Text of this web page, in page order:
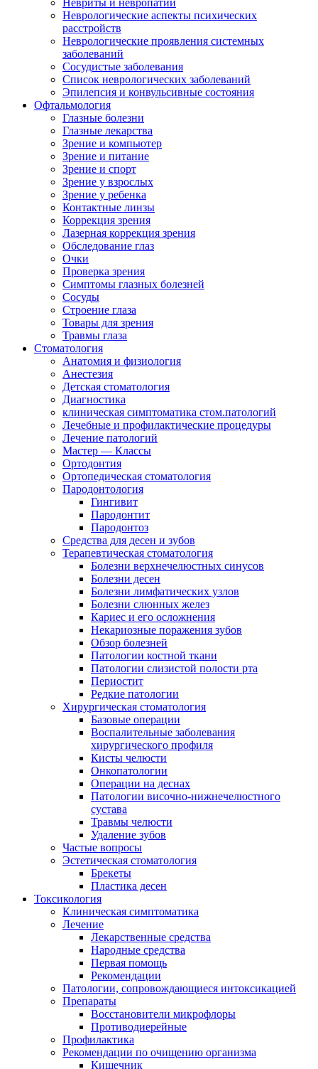
Невриты и невропатии
Неврологические аспекты психических
расстройств
Неврологические проявления системных
заболеваний
Сосудистые заболевания
Список неврологических заболеваний
Эпилепсия и конвульсивные состояния
Офтальмология
Глазные болезни
Глазные лекарства
Зрение и компьютер
Зрение и питание
Зрение и спорт
Зрение у взрослых
Зрение у ребенка
Контактные линзы
Коррекция зрения
Лазерная коррекция зрения
Обследование глаз
Очки
Проверка зрения
Симптомы глазных болезней
Сосуды
Строение глаза
Товары для зрения
Травмы глаза
Стоматология
Анатомия и физиология
Анестезия
Детская стоматология
Диагностика
клиническая симптоматика стом.патологий
Лечебные и профилактические процедуры
Лечение патологий
Мастер — Классы
Ортодонтия
Ортопедическая стоматология
Пародонтология
Гингивит
Пародонтит
Пародонтоз
Средства для десен и зубов
Терапевтическая стоматология
Болезни верхнечелюстных синусов
Болезни десен
Болезни лимфатических узлов
Болезни слюнных желез
Кариес и его осложнения
Некариозные поражения зубов
Обзор болезней
Патологии костной ткани
Патологии слизистой полости рта
Периостит
Редкие патологии
Хирургическая стоматология
Базовые операции
Воспалительные заболевания
хирургического профиля
Кисты челюсти
Онкопатологии
Операции на деснах
Патологии височно-нижнечелюстного
сустава
Травмы челюсти
Удаление зубов
Частые вопросы
Эстетическая стоматология
Брекеты
Пластика десен
Токсикология
Клиническая симптоматика
Лечение
Лекарственные средства
Народные средства
Первая помощь
Рекомендации
Патологии, сопровождающиеся интоксикацией
Препараты
Восстановители микрофлоры
Противодиерейные
Профилактика
Рекомендации по очищению организма
Кишечник